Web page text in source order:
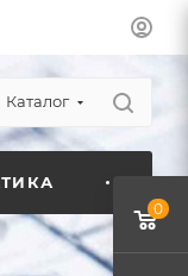
Каталог
0